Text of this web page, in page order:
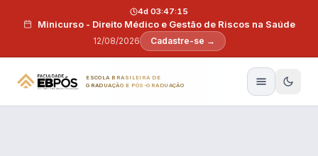
Minicurso - Direito Médico e Gestão de Riscos na Saúde
12/08/2026
4d 03:47:15
Cadastre-se →
ESCOLA BRASILEIRA DE
GRADUAÇÃO E PÓS-GRADUAÇÃO